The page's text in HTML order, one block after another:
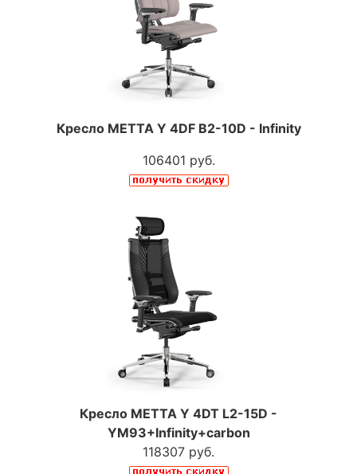
Кресло МЕТТА Y 4DF B2-10D - Infinity
106401 руб.
Кресло МЕТТА Y 4DT L2-15D -
YM93+Infinity+carbon
118307 руб.